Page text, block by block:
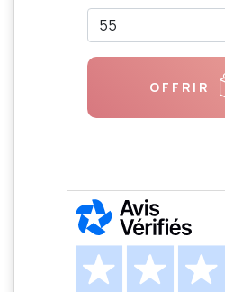
OFFRIR